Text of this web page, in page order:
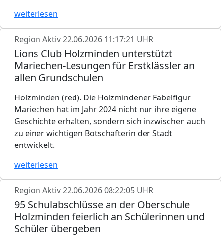
weiterlesen
Region Aktiv22.06.2026 11:17:21 UHR
Lions Club Holzminden unterstützt
Mariechen-Lesungen für Erstklässler an
allen Grundschulen
Holzminden (red). Die Holzmindener Fabelfigur
Mariechen hat im Jahr 2024 nicht nur ihre eigene
Geschichte erhalten, sondern sich inzwischen auch
zu einer wichtigen Botschafterin der Stadt
entwickelt.
weiterlesen
Region Aktiv22.06.2026 08:22:05 UHR
95 Schulabschlüsse an der Oberschule
Holzminden feierlich an Schülerinnen und
Schüler übergeben